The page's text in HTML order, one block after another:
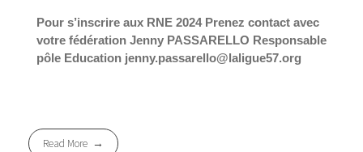
Pour s’inscrire aux RNE 2024Prenez contact avec
votre fédération Jenny PASSARELLO Responsable
pôle Education jenny.passarello@laligue57.org
Read More